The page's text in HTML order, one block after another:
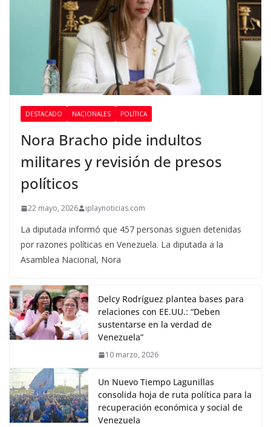
DESTACADO NACIONALES POLÍTICA
Nora Bracho pide indultos
militares y revisión de presos
políticos
22 mayo, 2026 iplaynoticias.com
La diputada informó que 457 personas siguen detenidas
por razones políticas en Venezuela. La diputada a la
Asamblea Nacional, Nora
Delcy Rodríguez plantea bases para
relaciones con EE.UU.: “Deben
sustentarse en la verdad de
Venezuela”
10 marzo, 2026
Un Nuevo Tiempo Lagunillas
consolida hoja de ruta política para la
recuperación económica y social de
Venezuela